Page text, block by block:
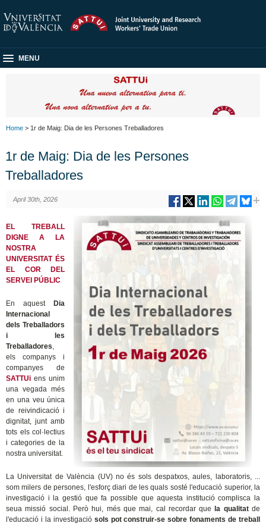
MENU
Home > 1r de Maig: Dia de les Persones Treballadores
1r de Maig: Dia de les Persones
Treballadores
April 30th, 2026
EL TREBALL
DIGNE A LA
NOSTRA
UNIVERSITAT ÉS
EL COR DEL
SERVEI PÚBLIC
En aquestDia
Internacional
dels Treballadors
i les
Treballadores
els companys i
companyes de
SATTUi ens unim
una vegada més
en una veu única
de reivindicació i
dignitat, junt amb
tots els col·lectius
i categories de la
nostra universitat.
La Universitat de València (UV) no és sols despatxos, aules, laboratoris, ...
som milers de persones, l'esforç diari de les quals sosté l'educació superior, la
investigació i la gestió que fa possible que aquesta institució complisca la
seua missió social. Però hui, més que mai, cal recordar quela qualitatde
l'educació i la investigació sols pot construir-se sobre fonaments de treball